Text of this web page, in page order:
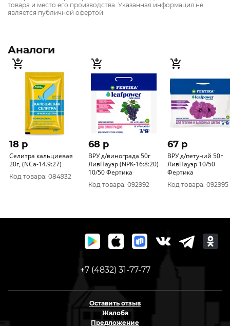
товара и место его производства. Указанная информация не
является публичной офертой
Аналоги
18 p
Селитра кальциевая
20г, (NСа-14.9:27)
Код товара: 084932
68 p
ВРУ д/винограда 50г
ЛивПауэр (NРK-16:8:20)
10/50 Фертика
Код товара: 092992
67 p
ВРУ д/петуний 50г
ЛивПауэр 10/50
Фертика
Код товара: 092995
+7 (4832) 31-77-77
Оставить отзыв
Жалоба
Предложение